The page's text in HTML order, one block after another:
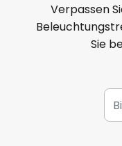
Verpassen
Sie